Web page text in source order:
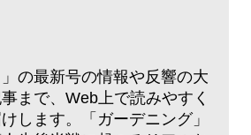
の最新号の情報や反響の大
まで、Web上で読みやすく
します。「ガーデニング」